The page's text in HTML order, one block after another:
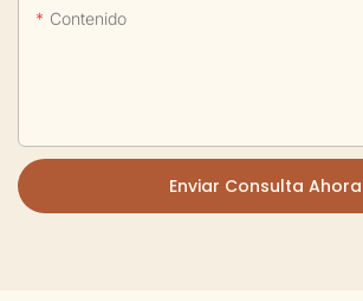
Contenido
Enviar Consulta Ahora